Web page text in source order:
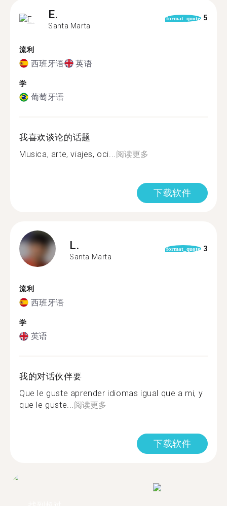
E.
Santa Marta
format_quote 5
流利
西班牙语 英语
学
葡萄牙语
我喜欢谈论的话题
Musica, arte, viajes, oci...阅读更多
下载软件
L.
Santa Marta
format_quote 3
流利
西班牙语
学
英语
我的对话伙伴要
Que le guste aprender idiomas igual que a mi, y
que le guste...阅读更多
下载软件